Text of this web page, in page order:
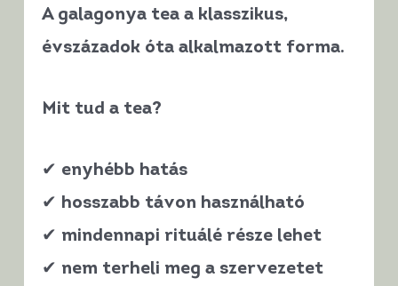
A galagonya tea a klasszikus,
évszázadok óta alkalmazott forma.
Mit tud a tea?
✔ enyhébb hatás
✔ hosszabb távon használható
✔ mindennapi rituálé része lehet
✔ nem terheli meg a szervezetet